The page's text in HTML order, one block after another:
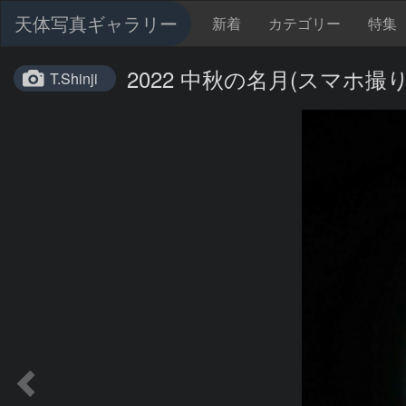
天体写真ギャラリー 新着 カテゴリー 特集
T.Shinji 2022 中秋の名月(スマホ撮